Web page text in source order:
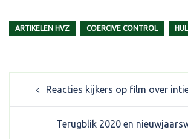
ARTIKELEN HVZ COERCIVE CONTROL
navigationReacties kijkers op film over
Terugblik 2020 en